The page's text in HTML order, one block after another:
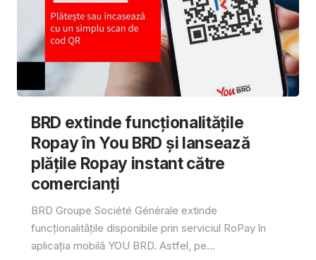
BRD extinde funcționalitățile
Ropay în You BRD și lansează
plățile Ropay instant către
comercianți
BRD Groupe Société Générale extinde
funcționalitățile disponibile prin serviciul RoPay în
aplicația mobilă YOU BRD. Astfel, pe...